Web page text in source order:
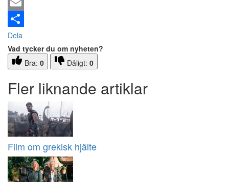
Email
Dela
Vad tycker du om nyheten?
Bra: 0 Dåligt: 0
Fler liknande artiklar
Film om grekisk hjälte